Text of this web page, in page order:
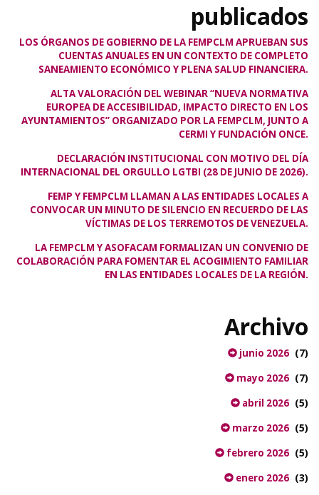
publicados
LOS ÓRGANOS DE GOBIERNO DE LA FEMPCLM APRUEBAN SUS
CUENTAS ANUALES EN UN CONTEXTO DE COMPLETO
SANEAMIENTO ECONÓMICO Y PLENA SALUD FINANCIERA.
ALTA VALORACIÓN DEL WEBINAR “NUEVA NORMATIVA
EUROPEA DE ACCESIBILIDAD, IMPACTO DIRECTO EN LOS
AYUNTAMIENTOS” ORGANIZADO POR LA FEMPCLM, JUNTO A
CERMI Y FUNDACIÓN ONCE.
DECLARACIÓN INSTITUCIONAL CON MOTIVO DEL DÍA
INTERNACIONAL DEL ORGULLO LGTBI (28 DE JUNIO DE 2026).
FEMP Y FEMPCLM LLAMAN A LAS ENTIDADES LOCALES A
CONVOCAR UN MINUTO DE SILENCIO EN RECUERDO DE LAS
VÍCTIMAS DE LOS TERREMOTOS DE VENEZUELA.
LA FEMPCLM Y ASOFACAM FORMALIZAN UN CONVENIO DE
COLABORACIÓN PARA FOMENTAR EL ACOGIMIENTO FAMILIAR
EN LAS ENTIDADES LOCALES DE LA REGIÓN.
Archivo
junio 2026 (7)
mayo 2026 (7)
abril 2026 (5)
marzo 2026 (5)
febrero 2026 (5)
enero 2026 (3)